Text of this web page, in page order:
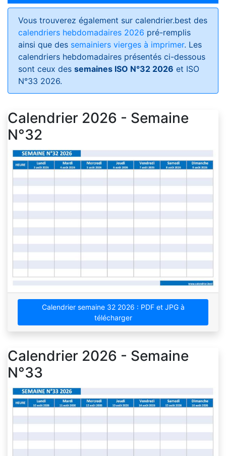
Vous trouverez également sur calendrier.best des
calendriers hebdomadaires 2026 pré-remplis
ainsi que des semainiers vierges à imprimer. Les
calendriers hebdomadaires présentés ci-dessous
sont ceux des semaines ISO N°32 2026 et ISO
N°33 2026.
Calendrier 2026 - Semaine
N°32
Calendrier semaine 32 2026 : PDF et JPG à
télécharger
Calendrier 2026 - Semaine
N°33